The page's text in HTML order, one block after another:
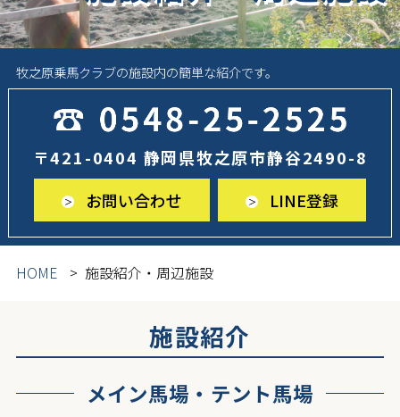
牧之原乗馬クラブの施設内の簡単な紹介です。
〒421-0404 静岡県牧之原市静谷2490-8
お問い合わせ
LINE登録
HOME 施設紹介・周辺施設
施設紹介
メイン馬場・テント馬場